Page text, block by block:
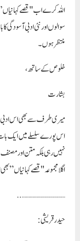
اللہ کرے اب"قصے
سوالوں اور نئی ادبی
منتظر ہوں۔
خلوص کے ساتھ،
بشارت
میری طرف سے بھی اس ادبی
اس پورے سلسلے میں ایک
نہیں رہی بلکہ متن اور
اگلا مجموعہ"قصے کہانیاں”
…………………………
…..
حیدرقریشی :